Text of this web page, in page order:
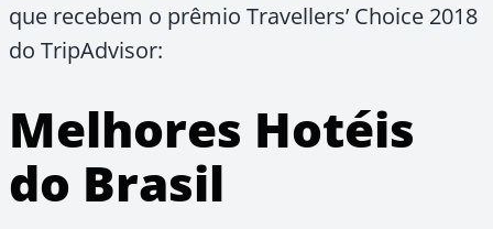
que recebem o prêmio Travellers’ Choice 2018
do TripAdvisor:
Melhores Hotéis
do Brasil